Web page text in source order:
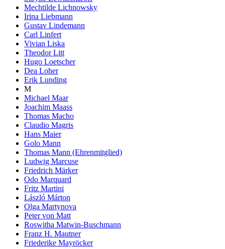
Mechtilde Lichnowsky
Irina Liebmann
Gustav Lindemann
Carl Linfert
Vivian Liska
Theodor Litt
Hugo Loetscher
Dea Loher
Erik Lunding
M
Michael Maar
Joachim Maass
Thomas Macho
Claudio Magris
Hans Maier
Golo Mann
Thomas Mann (Ehrenmitglied)
Ludwig Marcuse
Friedrich Märker
Odo Marquard
Fritz Martini
László Márton
Olga Martynova
Peter von Matt
Roswitha Matwin-Buschmann
Franz H. Mautner
Friederike Mayröcker